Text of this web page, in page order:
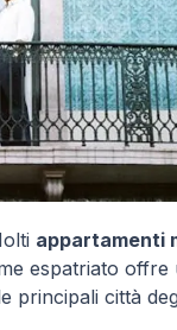
appartamenti
espatriato
principali città